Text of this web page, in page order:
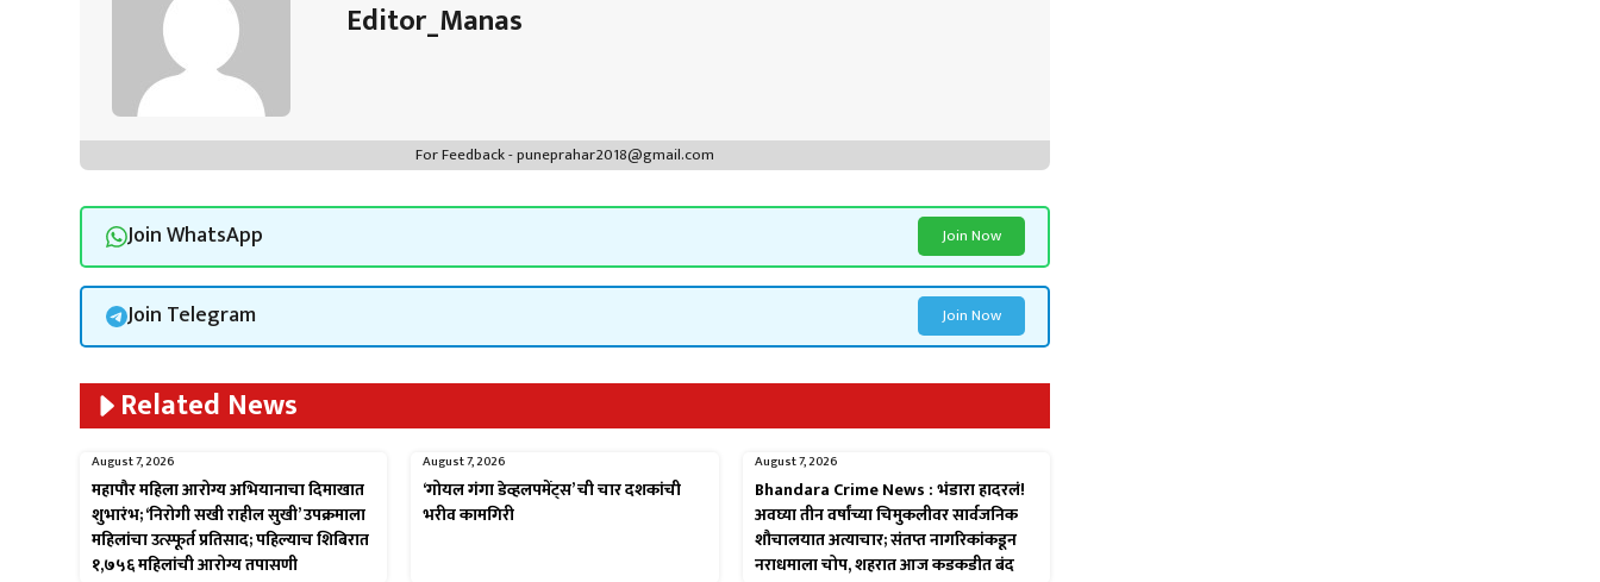
Editor_Manas
For Feedback - puneprahar2018@gmail.com
Join WhatsApp Join Now
Join Telegram Join Now
Related News
August 7, 2026
महापौर महिला आरोग्य अभियानाचा दिमाखात
शुभारंभ; ‘निरोगी सखी राहील सुखी’ उपक्रमाला
महिलांचा उत्स्फूर्त प्रतिसाद; पहिल्याच शिबिरात
१,७५६ महिलांची आरोग्य तपासणी
August 7, 2026
‘गोयल गंगा डेव्हलपमेंट्स’ ची चार दशकांची
भरीव कामगिरी
August 7, 2026
Bhandara Crime News : भंडारा हादरलं!
अवघ्या तीन वर्षांच्या चिमुकलीवर सार्वजनिक
शौचालयात अत्याचार; संतप्त नागरिकांकडून
नराधमाला चोप, शहरात आज कडकडीत बंद